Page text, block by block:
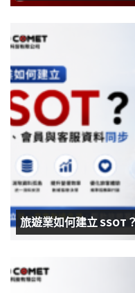
旅遊業如何建立 SSOT